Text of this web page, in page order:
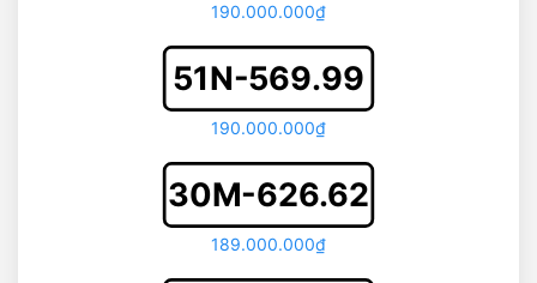
190.000.000₫
51N-569.99
190.000.000₫
30M-626.62
189.000.000₫